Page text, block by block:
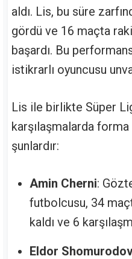
aldı. Lis, bu süre
gördü ve 16 maçta
başardı. Bu
istikrarlı oyuncusu
Lis ile birlikte Süper
karşılaşmalarda
şunlardır:
Amin Cherni:
futbolcusu, 34
kaldı ve 6
Eldor